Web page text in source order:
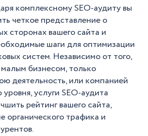
комплексному SEO-аудиту вы
четкое представление о
сторонах вашего сайта и
шаги для оптимизации
систем. Независимо от того,
малым бизнесом, только
деятельность, или компанией
услуги SEO-аудита
рейтинг вашего сайта,
органического трафика и